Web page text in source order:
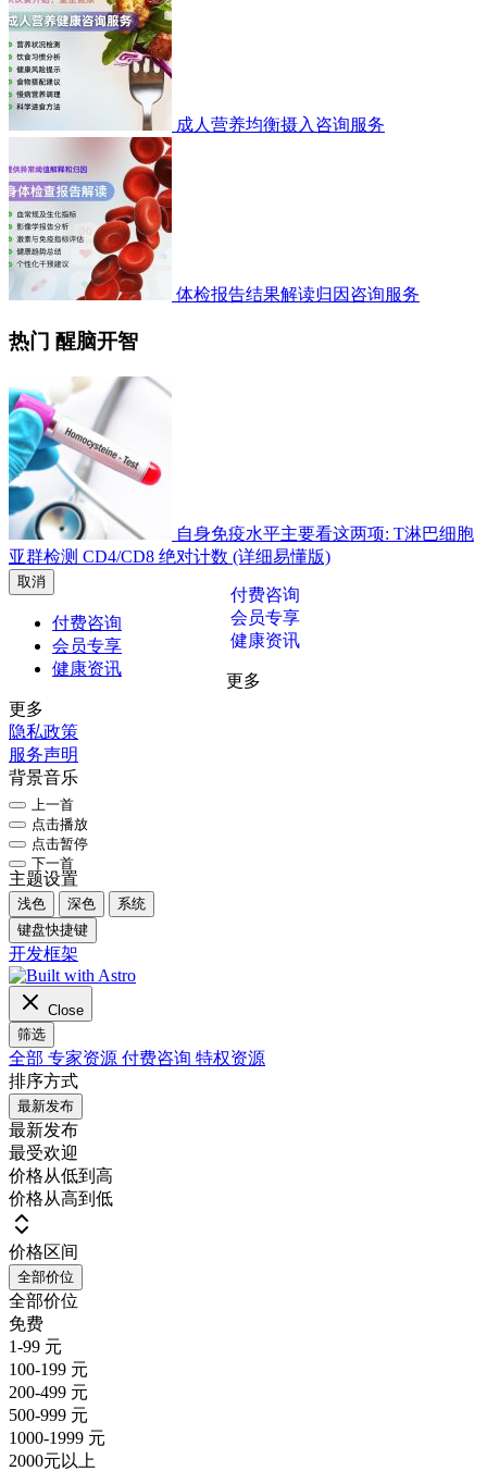
成人营养均衡摄入咨询服务
体检报告结果解读归因咨询服务
热门 醒脑开智
自身免疫水平主要看这两项: T淋巴细胞
亚群检测 CD4/CD8 绝对计数 (详细易懂版)
取消
付费咨询
付费咨询
会员专享
会员专享
健康资讯
健康资讯
更多
更多
隐私政策
服务声明
背景音乐
上一首
点击播放
点击暂停
下一首
主题设置
浅色 深色
系统
键盘快捷键
开发框架
Close
筛选
全部 专家资源 付费咨询 特权资源
排序方式
最新发布
最新发布
最受欢迎
价格从低到高
价格从高到低
价格区间
全部价位
全部价位
免费
1-99 元
100-199 元
200-499 元
500-999 元
1000-1999 元
2000元以上